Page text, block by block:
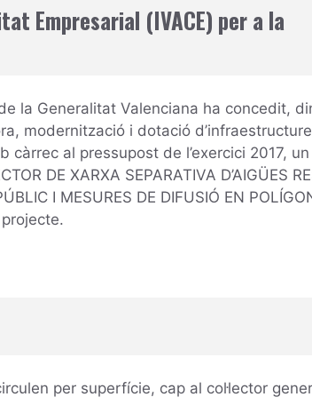
Empresarial (IVACE) per a la
la Generalitat Valenciana ha concedit,
modernització i dotació
al pressupost de l’exercici 2017, un
DE XARXA SEPARATIVA D’AIGÜES
I MESURES DE DIFUSIÓ EN
projecte.
per superfície, cap al col·lector